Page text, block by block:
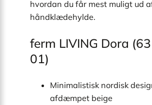
hvordan du får mest muligt ud
håndklædehylde.
ferm LIVING Dora
01)
Minimalistisk nordisk
afdæmpet beige